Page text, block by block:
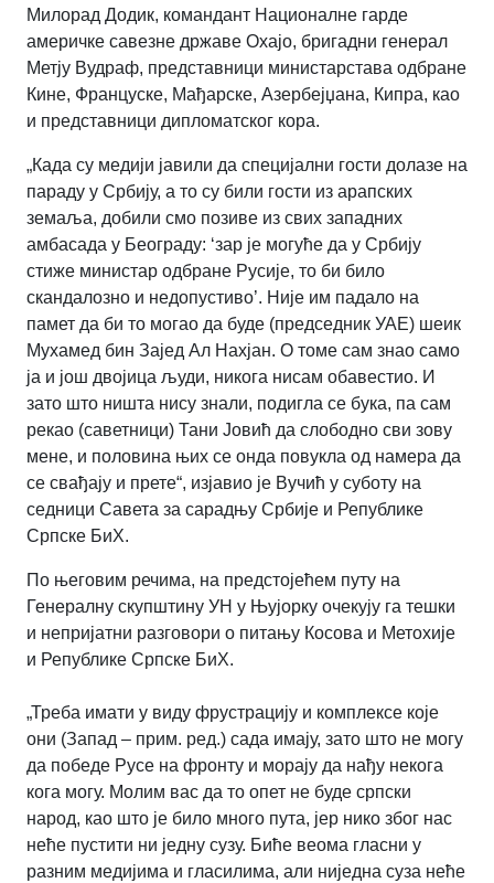
Милорад Додик, командант Националне гарде
америчке савезне државе Охајо, бригадни генерал
Метју Вудраф, представници министарстава одбране
Кине, Француске, Мађарске, Азербејџана, Кипра, као
и представници дипломатског кора.
„Када су медији јавили да специјални гости долазе на
параду у Србију, а то су били гости из арапских
земаља, добили смо позиве из свих западних
амбасада у Београду: ‘зар је могуће да у Србију
стиже министар одбране Русије, то би било
скандалозно и недопустиво’. Није им падало на
памет да би то могао да буде (председник УАЕ) шеик
Мухамед бин Зајед Ал Нахјан. О томе сам знао само
ја и још двојица људи, никога нисам обавестио. И
зато што ништа нису знали, подигла се бука, па сам
рекао (саветници) Тани Јовић да слободно сви зову
мене, и половина њих се онда повукла од намера да
се свађају и прете“, изјавио је Вучић у суботу на
седници Савета за сарадњу Србије и Републике
Српске БиХ.
По његовим речима, на предстојећем путу на
Генералну скупштину УН у Њујорку очекују га тешки
и непријатни разговори о питању Косова и Метохије
и Републике Српске БиХ.
„Треба имати у виду фрустрацију и комплексе које
они (Запад – прим. ред.) сада имају, зато што не могу
да победе Русе на фронту и морају да нађу некога
кога могу. Молим вас да то опет не буде српски
народ, као што је било много пута, јер нико због нас
неће пустити ни једну сузу. Биће веома гласни у
разним медијима и гласилима, али ниједна суза неће